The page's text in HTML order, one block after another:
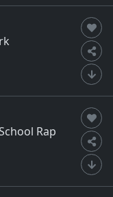
Rap